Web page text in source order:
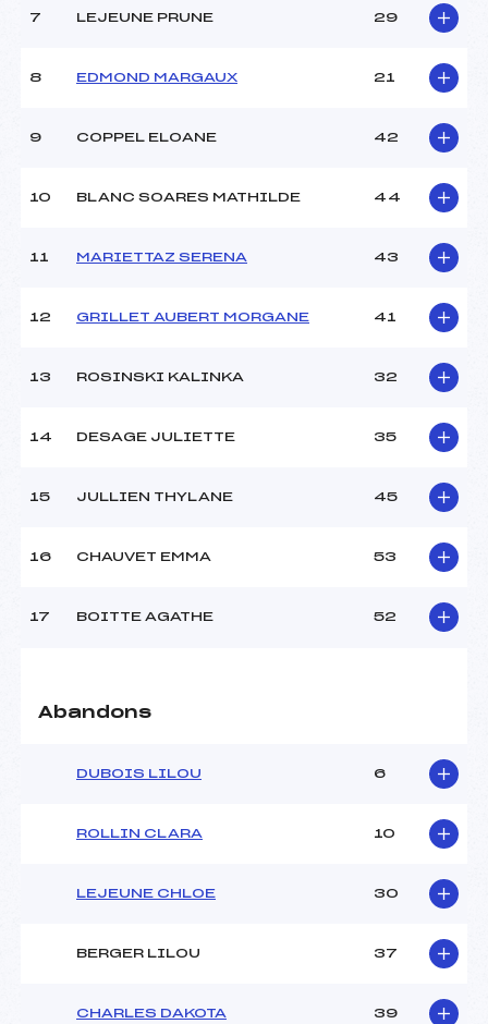
BLUM CLEMENT (MB)
GASMI NOAM CHARLES
Ouvreurs B :
HERAULT MONTERO
ANDRAZ TRABUCO
SOPHIE ()
Ouvreurs E :
douce
MANCHE 2
Heure de départ :
12H00
(MB)
Ouvreurs A :
GASMI NOAM CHARLES ()
MATHYS ()
ANDRAZ TRABUCO
Ouvreurs D :
Ouvreur ? ()
Température départ :
Pénalité appliquée :
7 LEJEUNE PRUNE 29
8 EDMOND MARGAUX 21
9 COPPEL ELOANE 42
10 BLANC SOARES MATHILDE 44
11 MARIETTAZ SERENA 43
12 GRILLET AUBERT MORGANE 41
13 ROSINSKI KALINKA 32
14 DESAGE JULIETTE 35
15 JULLIEN THYLANE 45
16 CHAUVET EMMA 53
17 BOITTE AGATHE 52
Abandons
DUBOIS LILOU 6
ROLLIN CLARA 10
LEJEUNE CHLOE 30
BERGER LILOU 37
CHARLES DAKOTA 39